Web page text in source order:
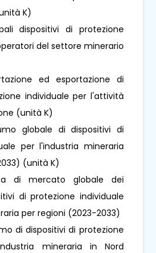
K)
dispositivi di protezione
del settore minerario
ed esportazione di
individuale per l'attività
(unità K)
globale di dispositivi di
per l'industria mineraria
(unità K)
di mercato globale dei
di protezione individuale
per regioni (2023-2033)
di dispositivi di protezione
mineraria in Nord